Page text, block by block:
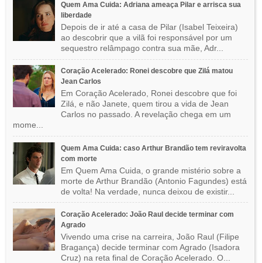
Quem Ama Cuida: Adriana ameaça Pilar e arrisca sua
liberdade
Depois de ir até a casa de Pilar (Isabel Teixeira)
ao descobrir que a vilã foi responsável por um
sequestro relâmpago contra sua mãe, Adr...
Coração Acelerado: Ronei descobre que Zilá matou
Jean Carlos
Em Coração Acelerado, Ronei descobre que foi
Zilá, e não Janete, quem tirou a vida de Jean
Carlos no passado. A revelação chega em um
mome...
Quem Ama Cuida: caso Arthur Brandão tem reviravolta
com morte
Em Quem Ama Cuida, o grande mistério sobre a
morte de Arthur Brandão (Antonio Fagundes) está
de volta! Na verdade, nunca deixou de existir...
Coração Acelerado: João Raul decide terminar com
Agrado
Vivendo uma crise na carreira, João Raul (Filipe
Bragança) decide terminar com Agrado (Isadora
Cruz) na reta final de Coração Acelerado. O...